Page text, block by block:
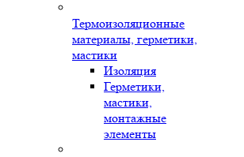
Термоизоляционные
материалы, герметики,
мастики
Изоляция
Герметики,
мастики,
монтажные
элементы